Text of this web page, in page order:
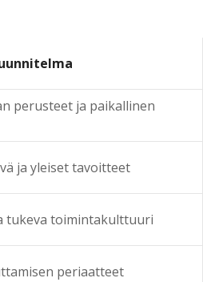
perusteet ja paikallinen
ja yleiset tavoitteet
tukeva toimintakulttuuri
periaatteet